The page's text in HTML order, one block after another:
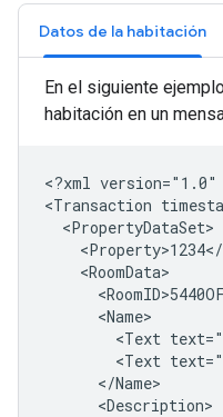
Datos de la habitación
En el siguiente
habitación en un
<?xml version="1.0"
<Transaction
<Text
<Text